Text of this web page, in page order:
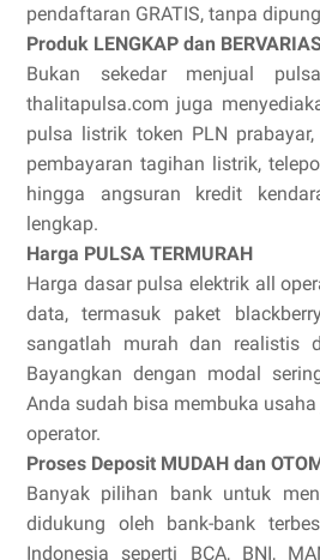
pendaftaran GRATIS, tanpa
Produk LENGKAP dan
Bukan sekedar menjual
thalitapulsa.com juga
pulsa listrik token PLN
pembayaran tagihan listrik,
hingga angsuran kredit
lengkap.
Harga PULSA TERMURAH
Harga dasar pulsa elektrik all
data, termasuk paket
sangatlah murah dan realistis
Bayangkan dengan modal
Anda sudah bisa membuka
operator.
Proses Deposit MUDAH dan
Banyak pilihan bank untuk
didukung oleh bank-bank
Indonesia seperti BCA, BNI,